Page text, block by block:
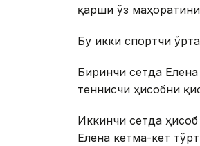
қарши ўз
Бу икки спортчи
Биринчи сетда
теннисчи ҳисобни
Иккинчи сетда
Елена кетма-кет